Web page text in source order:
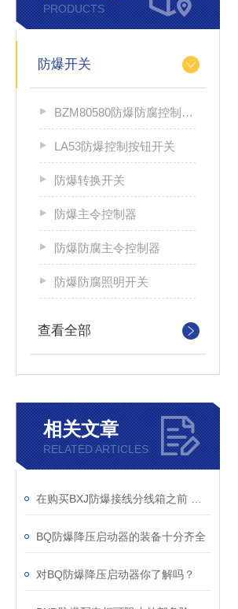
PRODUCTS
防爆开关
BZM80580防爆防腐控制按钮开关
LA53防爆控制按钮开关
防爆转换开关
防爆主令控制器
防爆防腐主令控制器
防爆防腐照明开关
查看全部
相关文章
RELATED ARTICLES
BQ防爆降压启动器的装备十分齐全
对BQ防爆降压启动器你了解吗？